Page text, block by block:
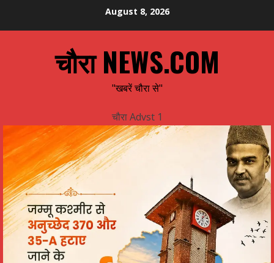
August 8, 2026
चौरा NEWS.COM
"खबरें चौरा से"
चौरा Advst 1